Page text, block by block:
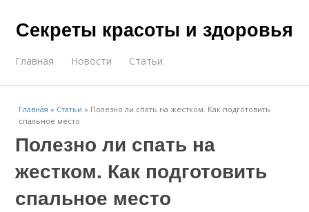
Секреты красоты и здоровья
Главная Новости Статьи
Главная » Статьи » Полезно ли спать на жестком. Как подготовить
спальное место
Полезно ли спать на
жестком. Как подготовить
спальное место